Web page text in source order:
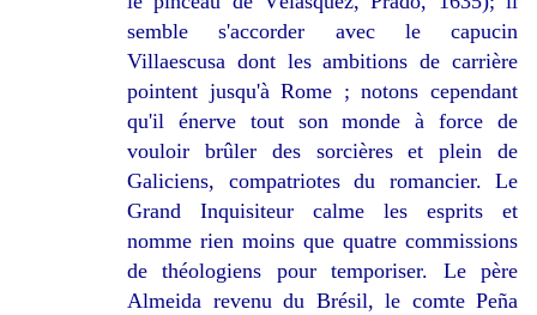
semble s'accorder avec le capucin
Villaescusa dont les ambitions de carrière
pointent jusqu'à Rome ; notons cependant
qu'il énerve tout son monde à force de
vouloir brûler des sorcières et plein de
Galiciens, compatriotes du romancier. Le
Grand Inquisiteur calme les esprits et
nomme rien moins que quatre commissions
de théologiens pour temporiser. Le père
Almeida revenu du Brésil, le comte Peña